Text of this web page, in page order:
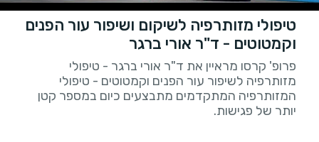
טיפולי מזותרפיה לשיקום ושיפור עור הפנים
וקמטוטים - ד"ר אורי ברגר
פרופ' קרסו מראיין את ד"ר אורי ברגר - טיפולי
מזותרפיה לשיפור עור הפנים וקמטוטים - טיפולי
המזותרפיה המתקדמים מתבצעים כיום במספר קטן
יותר של פגישות.